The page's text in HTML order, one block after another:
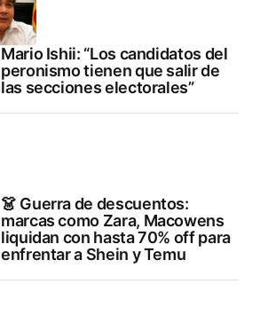
Mario Ishii: “Los candidatos del
peronismo tienen que salir de
las secciones electorales”
👗 Guerra de descuentos:
marcas como Zara, Macowens
liquidan con hasta 70% off para
enfrentar a Shein y Temu